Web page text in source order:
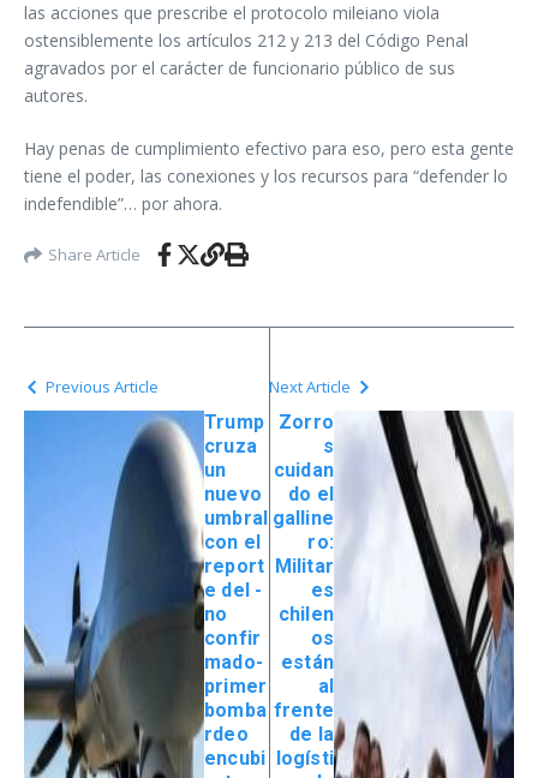
las acciones que prescribe el protocolo mileiano viola
ostensiblemente los artículos 212 y 213 del Código Penal
agravados por el carácter de funcionario público de sus
autores.
Hay penas de cumplimiento efectivo para eso, pero esta gente
tiene el poder, las conexiones y los recursos para “defender lo
indefendible”… por ahora.
Share Article
Previous Article
Trump
cruza
un
nuevo
umbral
con el
report
e del -
no
confir
mado-
primer
bomba
rdeo
encubi
Next Article
Zorro
s
cuidan
do el
galline
ro:
Militar
es
chilen
os
están
al
frente
de la
logísti